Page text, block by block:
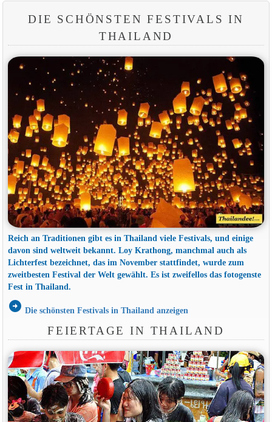
DIE SCHÖNSTEN FESTIVALS IN
THAILAND
Reich an Traditionen gibt es in Thailand viele Festivals, und einige
davon sind weltweit bekannt. Loy Krathong, manchmal auch als
Lichterfest bezeichnet, das im November stattfindet, wurde zum
zweitbesten Festival der Welt gewählt. Es ist zweifellos das fotogenste
Fest in Thailand.
arrow_circle_right Die schönsten Festivals in Thailand anzeigen
FEIERTAGE IN THAILAND